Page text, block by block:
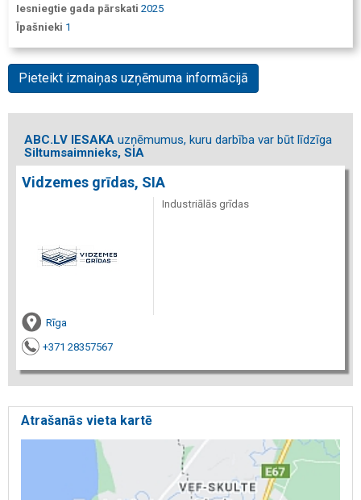
Iesniegtie gada pārskati 2025
Īpašnieki 1
Pieteikt izmaiņas uzņēmuma informācijā
ABC.LV IESAKA uzņēmumus, kuru darbība var būt līdzīga
Siltumsaimnieks, SIA
Vidzemes grīdas, SIA
Industriālās grīdas
Rīga
+371 28357567
Atrašanās vieta kartē